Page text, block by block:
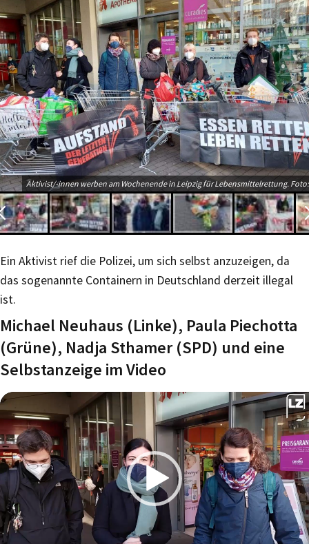
Aktivist/-innen werben am Wochenende in Leipzig für Lebensmittelrettung. Foto:
Ein Aktivist rief die Polizei, um sich selbst anzuzeigen, da
das sogenannte Containern in Deutschland derzeit illegal
ist.
Michael Neuhaus (Linke), Paula Piechotta
(Grüne), Nadja Sthamer (SPD) und eine
Selbstanzeige im Video